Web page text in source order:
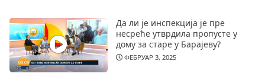
Да ли је инспекција је пре
несреће утврдила пропусте у
дому за старе у Барајеву?
ФЕБРУАР 3, 2025